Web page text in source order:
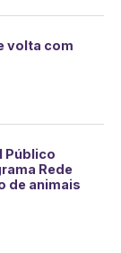
volta com
Público
Rede
de animais